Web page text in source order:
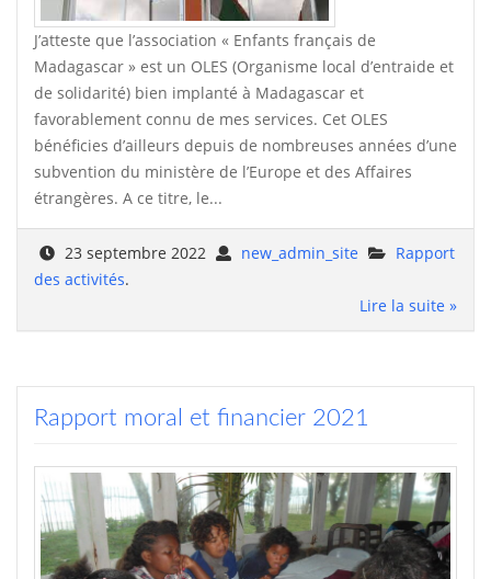
J’atteste que l’association « Enfants français de
Madagascar » est un OLES (Organisme local d’entraide et
de solidarité) bien implanté à Madagascar et
favorablement connu de mes services. Cet OLES
bénéficies d’ailleurs depuis de nombreuses années d’une
subvention du ministère de l’Europe et des Affaires
étrangères. A ce titre, le...
23 septembre 2022 new_admin_site
Rapport
des activités.
Lire la suite »
Rapport moral et financier 2021